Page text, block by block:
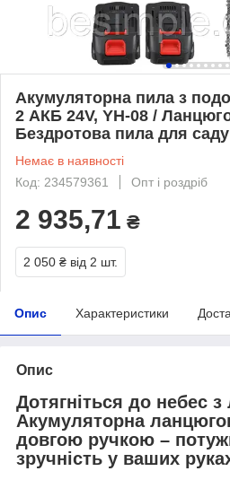
Акумуляторна пила з
2 АКБ 24V, YH-08 /
Бездротова пила для саду
Немає в наявності
Код: 234579361
Опт і роздріб
2 935,71 ₴
2 050 ₴ від 2 шт.
Опис Характеристики
Опис
Дотягніться до небес з
Акумуляторна
довгою ручкою –
зручність у ваших